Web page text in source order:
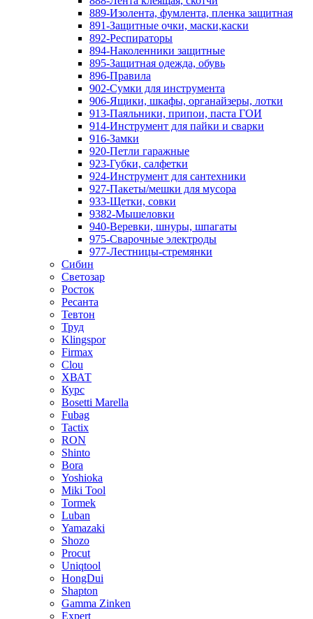
889-Изолента, фумлента, пленка защитная
891-Защитные очки, маски,каски
892-Респираторы
894-Наколенники защитные
895-Защитная одежда, обувь
896-Правила
902-Сумки для инструмента
906-Ящики, шкафы, органайзеры, лотки
913-Паяльники, припои, паста ГОИ
914-Инструмент для пайки и сварки
916-Замки
920-Петли гаражные
923-Губки, салфетки
924-Инструмент для сантехники
927-Пакеты/мешки для мусора
933-Щетки, совки
9382-Мышеловки
940-Веревки, шнуры, шпагаты
975-Сварочные электроды
977-Лестницы-стремянки
Сибин
Светозар
Росток
Ресанта
Тевтон
Труд
Klingspor
Firmax
Clou
XВАТ
Курс
Bosetti Marella
Fubag
Tactix
RON
Shinto
Bora
Yoshioka
Miki Tool
Tormek
Luban
Yamazaki
Shozo
Procut
Uniqtool
HongDui
Shapton
Gamma Zinken
Expert